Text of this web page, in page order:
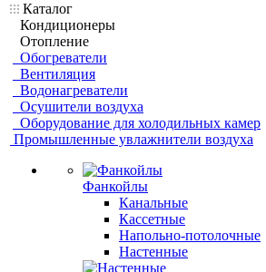
Каталог
Кондиционеры
Отопление
Обогреватели
Вентиляция
Водонагреватели
Осушители воздуха
Оборудование для холодильных камер
Промышленные увлажнители воздуха
Фанкойлы
Канальные
Кассетные
Напольно-потолочные
Настенные